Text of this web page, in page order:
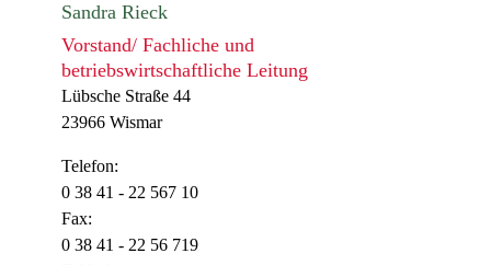
Sandra Rieck
Vorstand/ Fachliche und
betriebswirtschaftliche Leitung
Lübsche Straße 44
23966 Wismar
Telefon:
0 38 41 - 22 567 10
Fax:
0 38 41 - 22 56 719